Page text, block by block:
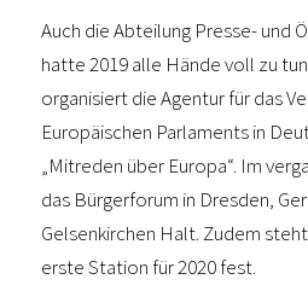
Auch die Abteilung Presse- und
hatte 2019 alle Hände voll zu
organisiert die Agentur für das
Europäischen Parlaments in
„Mitreden über Europa“. Im
das Bürgerforum in Dresden,
Gelsenkirchen Halt. Zudem
erste Station für 2020 fest.